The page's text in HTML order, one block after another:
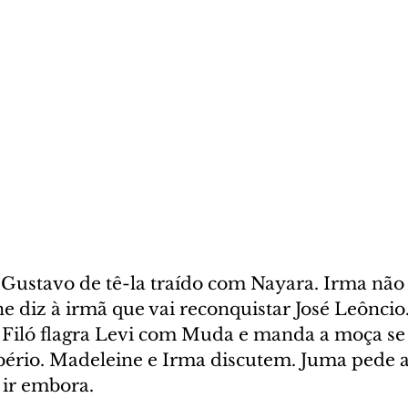
de tê-la traído com Nayara. Irma
diz à irmã que vai reconquistar José
flagra Levi com Muda e manda a moça
Madeleine e Irma discutem. Juma pede
embora.